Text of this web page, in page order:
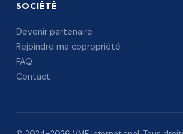
SOCIÉTÉ
Devenir partenaire
Rejoindre ma copropriété
FAQ
Contact